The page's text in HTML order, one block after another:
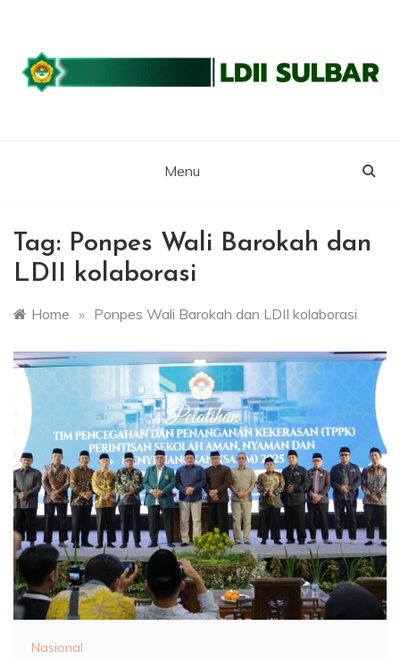
content
BARAT
Menu
Tag: Ponpes Wali Barokah dan
LDII kolaborasi
Home » Ponpes Wali Barokah dan LDII kolaborasi
Nasional